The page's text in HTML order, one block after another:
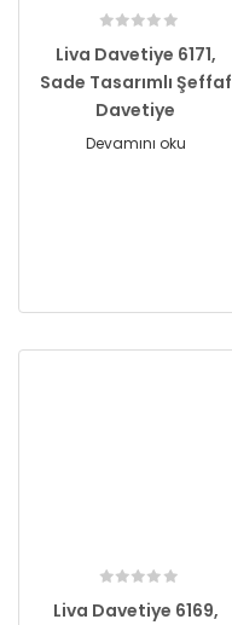
Liva Davetiye 6171,
Sade Tasarımlı Şeffaf
Davetiye
Devamını oku
Liva Davetiye 6169,